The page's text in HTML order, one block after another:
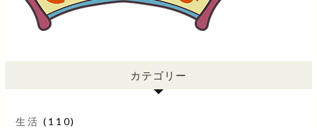
カテゴリー
生活 (110)